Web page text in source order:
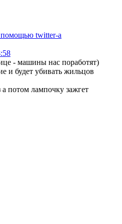
помощью twitter-а
- машины нас поработят)
и будет убивать жильцов
потом лампочку зажгет